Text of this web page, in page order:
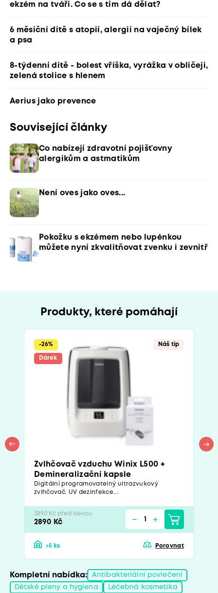
ekzém na tváři. Co se s tím dá dělat?
6 měsíční dítě s atopií, alergií na vaječný bílek
a psa
8-týdenní dítě - bolest vříška, vyrážka v obličeji,
zelená stolice s hlenem
Aerius jako prevence
Související články
Co nabízejí zdravotní pojišťovny
alergikům a astmatikům
Není oves jako oves...
Pokožku s ekzémem nebo lupénkou
můžete nyní zkvalitňovat zvenku i zevnitř
Produkty, které pomáhají
Dárek
-26% Náš tip
Zvlhčovač vzduchu Winix L500 +
Demineralizační kapsle
Digitální programovatelný ultrazvukový
zvlhčovač. UV dezinfekce...
3890 Kč před slevou
2890 Kč
>5 ks Porovnat
Kompletní nabídka: Antibakteriální povlečení
Dětské pleny a hygiena Léčebná kosmetika